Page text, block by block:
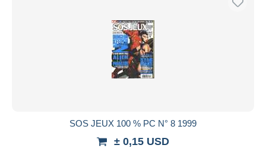
SOS JEUX 100 % PC N° 8 1999
± 0,15 USD